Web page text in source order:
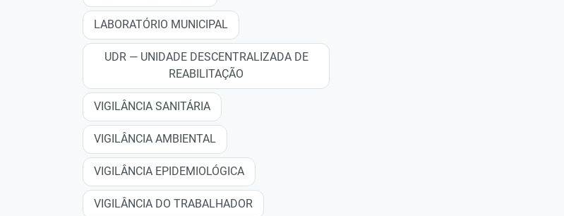
LABORATÓRIO MUNICIPAL
UDR — UNIDADE DESCENTRALIZADA DE
REABILITAÇÃO
VIGILÂNCIA SANITÁRIA
VIGILÂNCIA AMBIENTAL
VIGILÂNCIA EPIDEMIOLÓGICA
VIGILÂNCIA DO TRABALHADOR